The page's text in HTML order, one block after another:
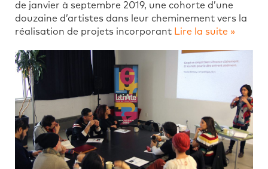
de janvier à septembre 2019, une cohorte d’une
douzaine d’artistes dans leur cheminement vers la
réalisation de projets incorporant Lire la suite »